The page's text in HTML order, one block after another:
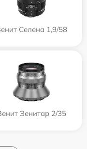
Селена 1,9/58
Зенитар 2/35